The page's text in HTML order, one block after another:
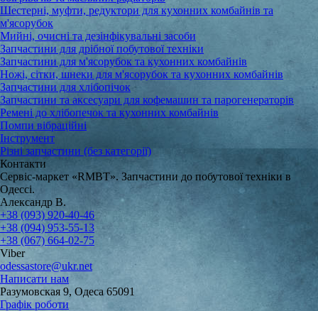
Шестерні, муфти, редуктори для кухонних комбайнів та
м'ясорубок
Мийні, очисні та дезінфікувальні засоби
Запчастини для дрібної побутової техніки
Запчастини для м'ясорубок та кухонних комбайнів
Ножі, сітки, шнеки для м'ясорубок та кухонних комбайнів
Запчастини для хлібопічок
Запчастини та аксесуари для кофемашин та парогенераторів
Ремені до хлібопечок та кухонних комбайнів
Помпи вібраційні
Інструмент
Різні запчастини (без категорії)
Контакти
Сервіс-маркет «RMBT». Запчастини до побутової техніки в
Одессі.
Александр В.
+38 (093) 920-40-46
+38 (094) 953-55-13
+38 (067) 664-02-75
Viber
odessastore@ukr.net
Написати нам
Разумовская 9, Одеса 65091
Графік роботи